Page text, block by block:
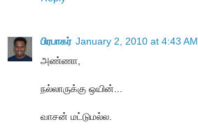
பிரபாகர் January 2, 2010 at 4:43 AM
அண்ணா,
நல்லாருக்கு ஒயின்...
வாசன் மட்டுமல்ல.